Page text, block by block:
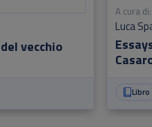
vecchio
A cura di:
Luca
Libro